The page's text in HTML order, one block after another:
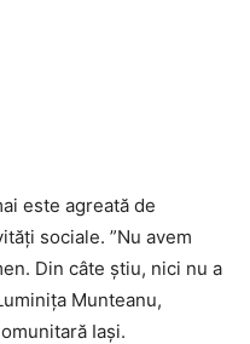
este agreată de
sociale. ”Nu avem
Din câte ştiu, nici nu a
Munteanu,
Iaşi.